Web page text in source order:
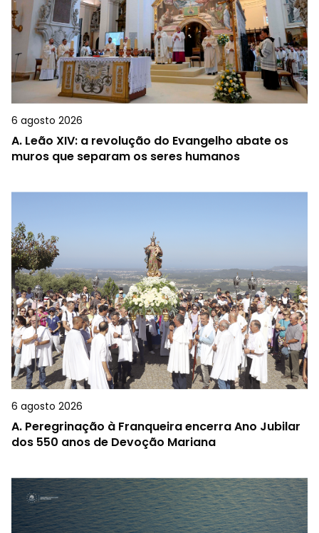
6 agosto 2026
A. Leão XIV: a revolução do Evangelho abate os
muros que separam os seres humanos
6 agosto 2026
A. Peregrinação à Franqueira encerra Ano Jubilar
dos 550 anos de Devoção Mariana